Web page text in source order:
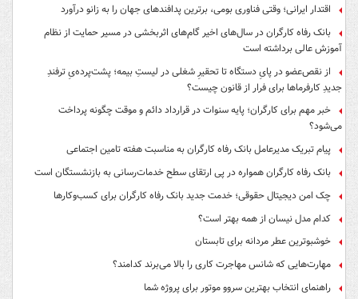
اقتدار ایرانی؛ وقتی فناوری بومی، برترین پدافندهای جهان را به زانو درآورد
بانک رفاه کارگران در سال‌های اخیر گام‌های اثربخشی در مسیر حمایت از نظام
آموزش عالی برداشته است
از نقص‌عضو در پایِ دستگاه تا تحقیرِ شغلی در لیستِ بیمه؛ پشت‌پرده‌یِ ترفندِ
جدیدِ کارفرماها برای فرار از قانون چیست؟
خبر مهم برای کارگران؛ پایه سنوات در قرارداد دائم و موقت چگونه پرداخت
می‌شود؟
پیام تبریک مدیرعامل بانک رفاه کارگران به مناسبت هفته تامین اجتماعی
بانک رفاه کارگران همواره در پی ارتقای سطح خدمات‌رسانی به بازنشستگان است
چک امن دیجیتال حقوقی؛ خدمت جدید بانک رفاه کارگران برای کسب‌وکارها
کدام مدل نیسان از همه بهتر است؟
خوشبوترین عطر مردانه برای تابستان
مهارت‌هایی که شانس مهاجرت کاری را بالا می‌برند کدامند؟
راهنمای انتخاب بهترین سروو موتور برای پروژه شما